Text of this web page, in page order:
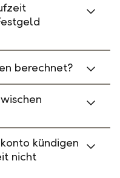
berechnet?
kündigen
nicht